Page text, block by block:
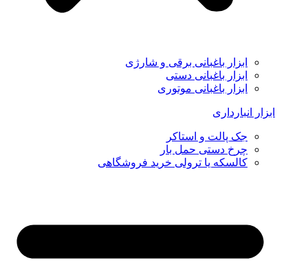
ابزار باغبانی برقی و شارژی
ابزار باغبانی دستی
ابزار باغبانی موتوری
ابزار انبارداری
جک پالت و استاکر
چرخ دستی حمل بار
کالسکه یا ترولی خرید فروشگاهی